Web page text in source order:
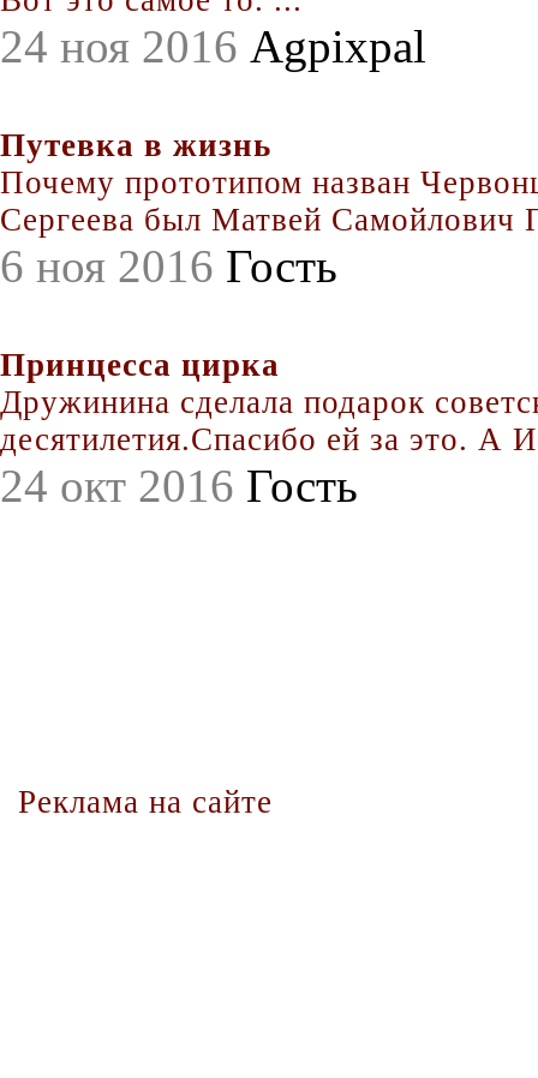
24 ноя 2016 Agpixpal
Путевка в жизнь
Почему прототипом назван
Сергеева был Матвей Самойлович
6 ноя 2016 Гость
Принцесса цирка
Дружинина сделала подарок
десятилетия.Спасибо ей за это. А
24 окт 2016 Гость
Реклама на сайте